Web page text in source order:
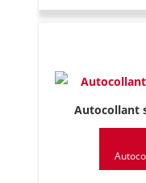
Autocollant